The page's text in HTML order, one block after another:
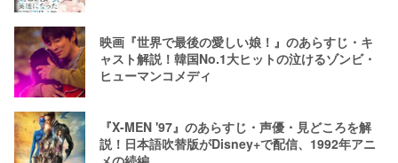
映画『世界で最後の愛しい娘！』のあらすじ・キ
ャスト解説！韓国No.1大ヒットの泣けるゾンビ・
ヒューマンコメディ
『X-MEN '97』のあらすじ・声優・見どころを解
説！日本語吹替版がDisney+で配信、1992年アニ